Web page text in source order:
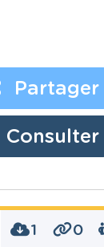
Partager
Consulter
1 0